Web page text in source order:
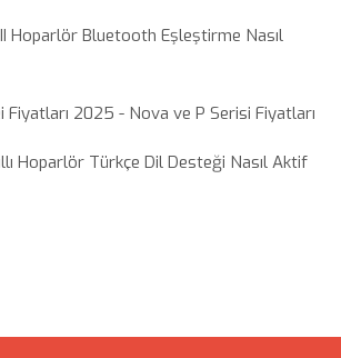
Hoparlör Bluetooth Eşleştirme Nasıl
Fiyatları 2025 - Nova ve P Serisi Fiyatları
Hoparlör Türkçe Dil Desteği Nasıl Aktif